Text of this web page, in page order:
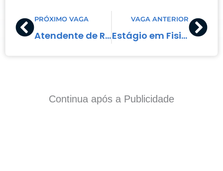
Prev
PRÓXIMO VAGA
Atendente de Restaurante
VAGA ANTERIOR
Estágio em Fisioterapia
Continua após a Publicidade